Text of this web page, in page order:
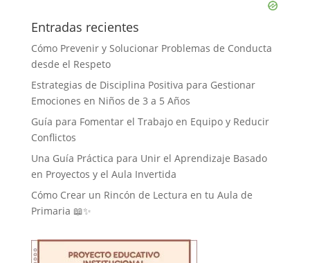
Entradas recientes
Cómo Prevenir y Solucionar Problemas de Conducta
desde el Respeto
Estrategias de Disciplina Positiva para Gestionar
Emociones en Niños de 3 a 5 Años
Guía para Fomentar el Trabajo en Equipo y Reducir
Conflictos
Una Guía Práctica para Unir el Aprendizaje Basado
en Proyectos y el Aula Invertida
Cómo Crear un Rincón de Lectura en tu Aula de
Primaria 📖✨